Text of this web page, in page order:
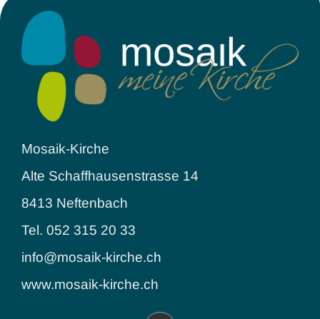
Mosaik-Kirche
Alte Schaffhausenstrasse 14
8413 Neftenbach
Tel. 052 315 20 33
info@mosaik-kirche.ch
www.mosaik-kirche.ch